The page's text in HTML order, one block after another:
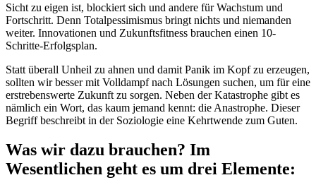
Sicht zu eigen ist, blockiert sich und andere für Wachstum und
Fortschritt. Denn Totalpessimismus bringt nichts und niemanden
weiter. Innovationen und Zukunftsfitness brauchen einen 10-
Schritte-Erfolgsplan.
Statt überall Unheil zu ahnen und damit Panik im Kopf zu erzeugen,
sollten wir besser mit Volldampf nach Lösungen suchen, um für eine
erstrebenswerte Zukunft zu sorgen. Neben der Katastrophe gibt es
nämlich ein Wort, das kaum jemand kennt: die Anastrophe. Dieser
Begriff beschreibt in der Soziologie eine Kehrtwende zum Guten.
Was wir dazu brauchen? Im
Wesentlichen geht es um drei Elemente: